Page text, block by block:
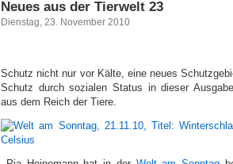
Neues aus der Tierwelt 23
Dienstag, 23. November 2010
Schutz nicht nur vor Kälte, eine neues
Schutz durch sozialen Status in dieser
aus dem Reich der Tiere.